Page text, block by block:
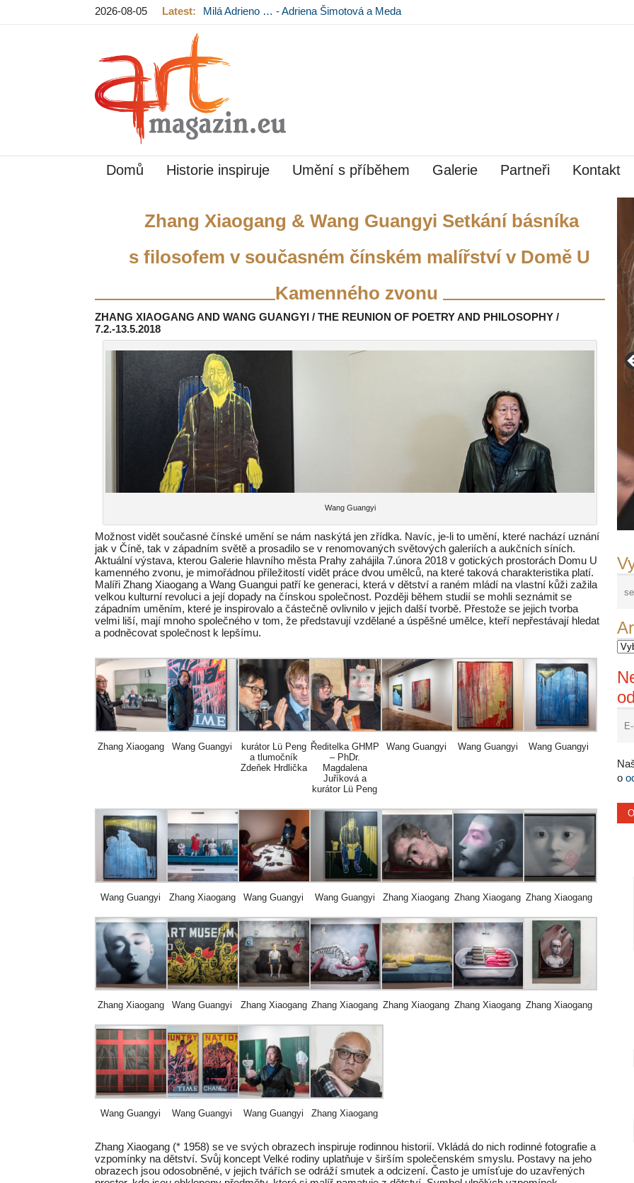
2026-08-05 Latest:
Milá Adrieno … - Adriena Šimotová a Meda
Domů Historie inspiruje Umění s příběhem Galerie Partneři Kontakt
o
Zhang Xiaogang & Wang Guangyi Setkání básníka
s filosofem v současném čínském malířství v Domě U
Kamenného zvonu
ZHANG XIAOGANG AND WANG GUANGYI / THE REUNION OF POETRY AND PHILOSOPHY /
7.2.-13.5.2018
Wang Guangyi
Možnost vidět současné čínské umění se nám naskýtá jen zřídka. Navíc, je-li to umění, které nachází uznání
jak v Číně, tak v západním světě a prosadilo se v renomovaných světových galeriích a aukčních síních.
Aktuální výstava, kterou Galerie hlavního města Prahy zahájila 7.února 2018 v gotických prostorách Domu U
kamenného zvonu, je mimořádnou příležitostí vidět práce dvou umělců, na které taková charakteristika platí.
Malíři Zhang Xiaogang a Wang Guangui patří ke generaci, která v dětství a raném mládí na vlastní kůži zažila
velkou kulturní revoluci a její dopady na čínskou společnost. Později během studií se mohli seznámit se
západním uměním, které je inspirovalo a částečně ovlivnilo v jejich další tvorbě. Přestože se jejich tvorba
velmi liší, mají mnoho společného v tom, že představují vzdělané a úspěšné umělce, kteří nepřestávají hledat
a podněcovat společnost k lepšímu.
Zhang Xiaogang Wang Guangyi
kurátor Lü Peng
a tlumočník
Zdeňek Hrdlička
Ředitelka GHMP
– PhDr.
Magdalena
Juříková a
kurátor Lü Peng
Wang Guangyi Wang Guangyi Wang Guangyi
Wang Guangyi Zhang Xiaogang Wang Guangyi Wang Guangyi Zhang Xiaogang Zhang Xiaogang Zhang Xiaogang
Zhang Xiaogang Wang Guangyi Zhang Xiaogang Zhang Xiaogang Zhang Xiaogang Zhang Xiaogang Zhang Xiaogang
Wang Guangyi Wang Guangyi Wang Guangyi Zhang Xiaogang
Zhang Xiaogang (* 1958) se ve svých obrazech inspiruje rodinnou historií. Vkládá do nich rodinné fotografie a
vzpomínky na dětství. Svůj koncept Velké rodiny uplatňuje v širším společenském smyslu. Postavy na jeho
obrazech jsou odosobněné, v jejich tvářích se odráží smutek a odcizení. Často je umísťuje do uzavřených